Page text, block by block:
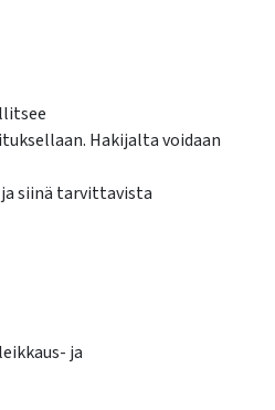
Hakijalta voidaan
siinä tarvittavista
ja